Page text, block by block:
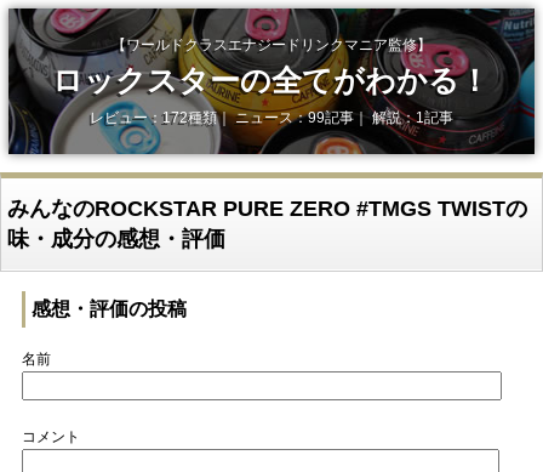
【ワールドクラスエナジードリンクマニア監修】
ロックスターの全てがわかる！
レビュー：172種類｜ ニュース：99記事｜ 解説：1記事
みんなのROCKSTAR PURE ZERO #TMGS TWISTの
味・成分の感想・評価
感想・評価の投稿
名前
コメント